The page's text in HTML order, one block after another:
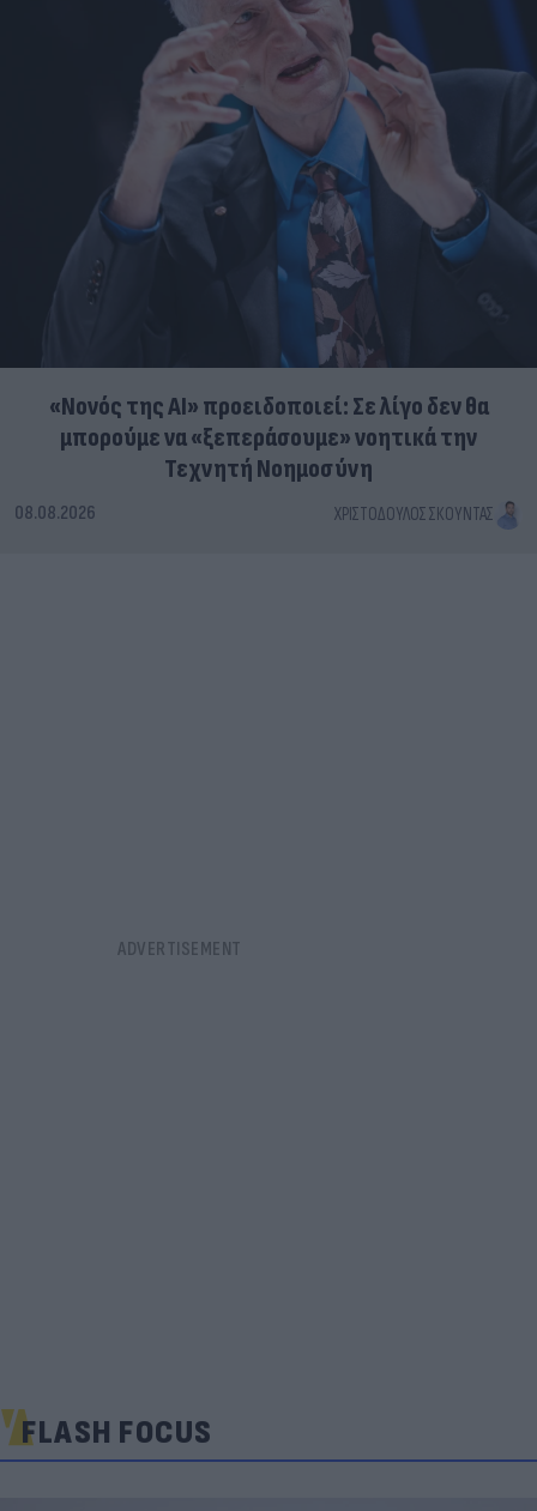
«Νονός της AI» προειδοποιεί: Σε λίγο δεν θα
μπορούμε να «ξεπεράσουμε» νοητικά την
Τεχνητή Νοημοσύνη
08.08.2026 ΧΡΙΣΤΌΔΟΥΛΟΣ ΣΚΟΎΝΤΑΣ
FLASH FOCUS